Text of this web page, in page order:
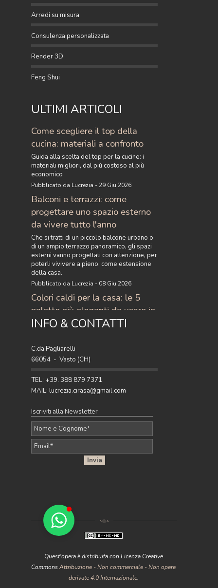
Arredi su misura
Consulenza personalizzata
Render 3D
Feng Shui
ULTIMI ARTICOLI
INFO & CONTATTI
C.da Pagliarelli
66054 - Vasto (CH)
TEL: +39. 388 879 7371
MAIL: lucrezia.cirasa@gmail.com
Come scegliere il top della
cucina: materiali a confronto
Guida alla scelta del top per la cucine: i
materiali migliori, dal più costoso al più
economico
Pubblicato da Lucrezia - 29 Giu 2026
Balconi e terrazzi: come
progettare uno spazio esterno
da vivere tutto l'anno
Che si tratti di un piccolo balcone urbano o
di un ampio terrazzo panoramico, gli spazi
esterni vanno progettati con attenzione, per
poterli vivivere a pieno, come estensione
della casa.
Pubblicato da Lucrezia - 08 Giu 2026
Colori caldi per la casa: le 5
palette più eleganti da usare in
casa
del momento: 5 palette raffinate con
terracotta, ocra, caramello e ruggine per
arredare con stile.
Iscriviti alla Newsletter
Quest'opera è distribuita con Licenza Creative
Commons Attribuzione - Non commerciale - Non opere
derivate 4.0 Internazionale.